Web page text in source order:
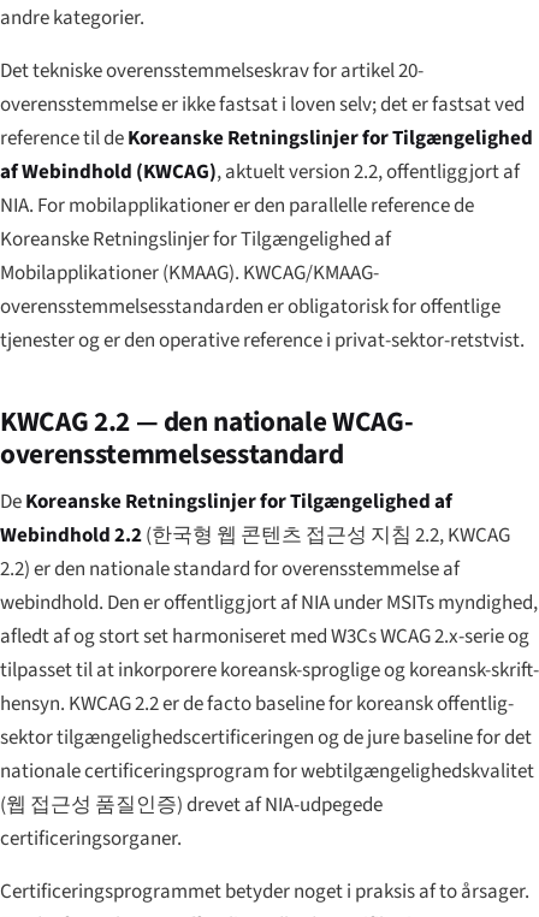
andre kategorier.
Det tekniske overensstemmelses­krav for artikel 20-
overensstemmelse er ikke fastsat i loven selv; det er fastsat ved
reference til deKoreanske Retningslinjer for Tilgængelighed
af Webindhold (KWCAG), aktuelt version 2.2, offentliggjort af
NIA. For mobilapplikationer er den parallelle reference de
Koreanske Retningslinjer for Tilgængelighed af
Mobilapplikationer (KMAAG). KWCAG/KMAAG-
overensstemmelses­standarden er obligatorisk for offentlige
tjenester og er den operative reference i privat-sektor-retstvist.
KWCAG 2.2 — den nationale WCAG-
overensstemmelses­standard
DeKoreanske Retningslinjer for Tilgængelighed af
Webindhold 2.2(한국형 웹 콘텐츠 접근성 지침 2.2, KWCAG
2.2) er den nationale standard for overensstemmelse af
webindhold. Den er offentliggjort af NIA under MSITs myndighed,
afledt af og stort set harmoniseret med W3Cs WCAG 2.x-serie og
tilpasset til at inkorporere koreansk-sproglige og koreansk-skrift-
hensyn. KWCAG 2.2 er de facto baseline for koreansk offentlig-
sektor tilgængeligheds­certificeringen og de jure baseline for det
nationale certificeringsprogram for web­tilgængeligheds­kvalitet
(웹 접근성 품질인증) drevet af NIA-udpegede
certifi­cerings­organer.
Certificeringsprogrammet betyder noget i praksis af to årsager.